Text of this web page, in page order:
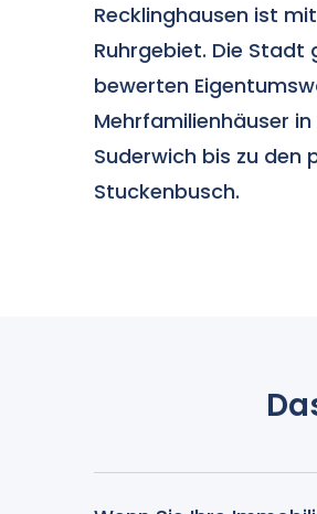
Recklinghausen ist
Ruhrgebiet. Die Stadt
bewerten
Mehrfamilienhäuser
Suderwich bis zu den
Stuckenbusch.